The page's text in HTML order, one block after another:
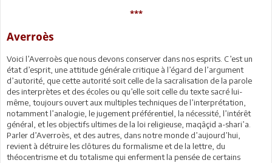
***
Averroès
Voici l’Averroès que nous devons conserver dans nos esprits. C’est un
état d’esprit, une attitude générale critique à l’égard de l’argument
d’autorité, que cette autorité soit celle de la sacralisation de la parole
des interprètes et des écoles ou qu’elle soit celle du texte sacré lui-
même, toujours ouvert aux multiples techniques de l’interprétation,
notamment l’analogie, le jugement préférentiel, la nécessité, l’intérêt
général, et les objectifs ultimes de la loi religieuse, maqâçid a-shari’a.
Parler d’Averroès, et des autres, dans notre monde d’aujourd’hui,
revient à détruire les clôtures du formalisme et de la lettre, du
théocentrisme et du totalisme qui enferment la pensée de certains